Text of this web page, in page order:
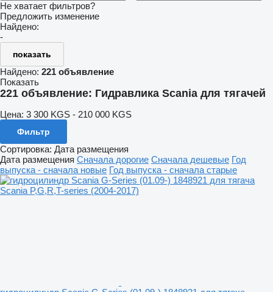
Не хватает фильтров?
Предложить изменение
Найдено:
-
показать
Найдено: 221 объявление
Показать
221 объявление: Гидравлика Scania для тягачей
Цена: 3 300 KGS - 210 000 KGS
Фильтр
Сортировка: Дата размещения
Дата размещения Сначала дорогие Сначала дешевые Год
выпуска - сначала новые Год выпуска - сначала старые